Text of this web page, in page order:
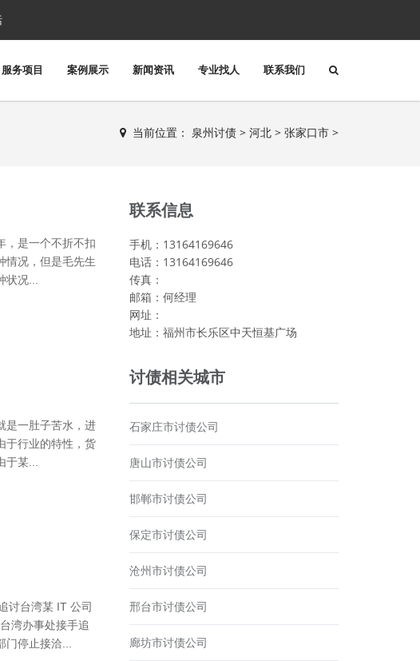
服务项目 案例展示 新闻资讯 专业找人 联系我们
当前位置： 泉州讨债 > 河北 > 张家口市 >
，是一个不折不扣
情况，但是毛先生
况...
是一肚子苦水，进
于行业的特性，货
某...
讨台湾某 IT 公司
湾办事处接手追
门停止接洽...
联系信息
手机：13164169646
电话：13164169646
传真：
邮箱：何经理
网址：
地址：福州市长乐区中天恒基广场
讨债相关城市
石家庄市讨债公司
唐山市讨债公司
邯郸市讨债公司
保定市讨债公司
沧州市讨债公司
邢台市讨债公司
廊坊市讨债公司